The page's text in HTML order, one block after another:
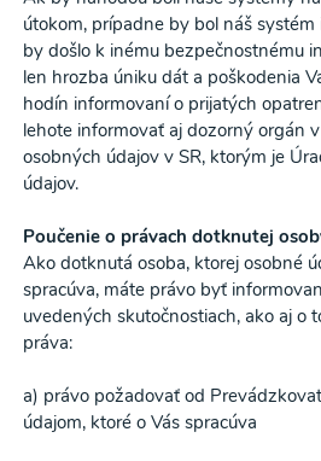
útokom, prípadne by bol náš
by došlo k inému bezpečnostnému
len hrozba úniku dát a poškodenia
hodín informovaní o prijatých
lehote informovať aj dozorný orgán
osobných údajov v SR, ktorým je
údajov.
Poučenie o právach dotknutej
Ako dotknutá osoba, ktorej osobné
spracúva, máte právo byť
uvedených skutočnostiach, ako aj o
práva:
a) právo požadovať od
údajom, ktoré o Vás spracúva
Odoslaním registrácie na
spracovaním osobných
zasielania newsletteru a
prečítal(a)informácie o